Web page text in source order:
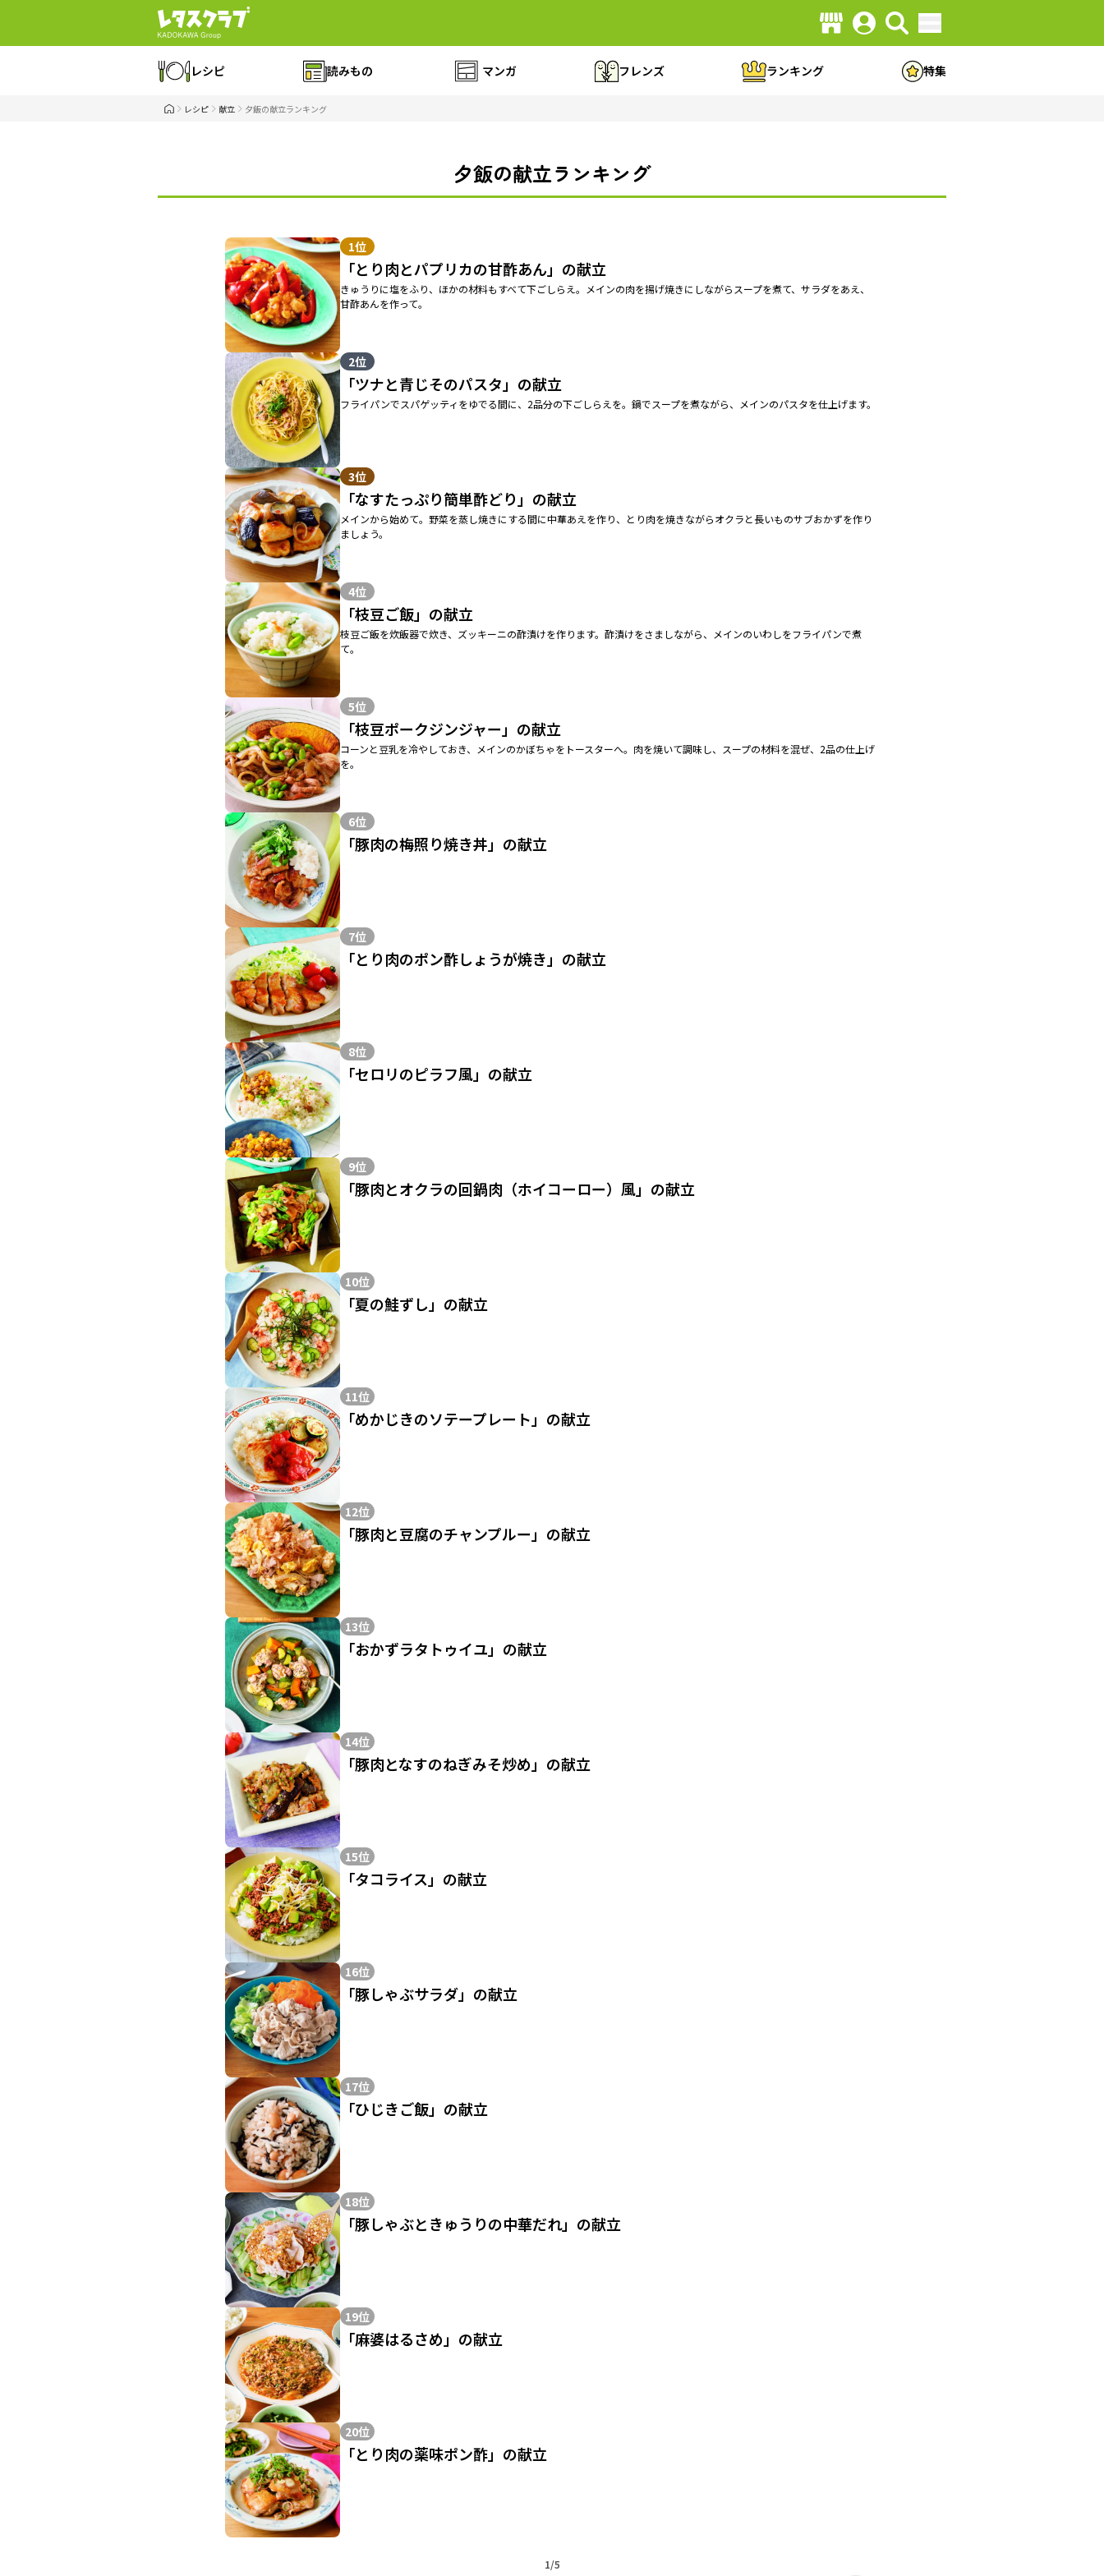
レシピ 読みもの マンガ フレンズ ランキング 特集
レシピ 献立 夕飯の献立ランキング
夕飯の献立ランキング
1位
「とり肉とパプリカの甘酢あん」の献立
きゅうりに塩をふり、ほかの材料もすべて下ごしらえ。メインの肉を揚げ焼きにしながらスープを煮て、サラダをあえ、
甘酢あんを作って。
2位
「ツナと青じそのパスタ」の献立
フライパンでスパゲッティをゆでる間に、2品分の下ごしらえを。鍋でスープを煮ながら、メインのパスタを仕上げます。
3位
「なすたっぷり簡単酢どり」の献立
メインから始めて。野菜を蒸し焼きにする間に中華あえを作り、とり肉を焼きながらオクラと長いものサブおかずを作り
ましょう。
4位
「枝豆ご飯」の献立
枝豆ご飯を炊飯器で炊き、ズッキーニの酢漬けを作ります。酢漬けをさましながら、メインのいわしをフライパンで煮
て。
5位
「枝豆ポークジンジャー」の献立
コーンと豆乳を冷やしておき、メインのかぼちゃをトースターへ。肉を焼いて調味し、スープの材料を混ぜ、2品の仕上げ
を。
6位
「豚肉の梅照り焼き丼」の献立
7位
「とり肉のポン酢しょうが焼き」の献立
8位
「セロリのピラフ風」の献立
9位
「豚肉とオクラの回鍋肉（ホイコーロー）風」の献立
10位
「夏の鮭ずし」の献立
11位
「めかじきのソテープレート」の献立
12位
「豚肉と豆腐のチャンプルー」の献立
13位
「おかずラタトゥイユ」の献立
14位
「豚肉となすのねぎみそ炒め」の献立
15位
「タコライス」の献立
16位
「豚しゃぶサラダ」の献立
17位
「ひじきご飯」の献立
18位
「豚しゃぶときゅうりの中華だれ」の献立
19位
「麻婆はるさめ」の献立
20位
「とり肉の薬味ポン酢」の献立
1/5